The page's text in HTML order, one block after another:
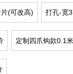
(可改高) 打孔-宽
定制四爪钩款0.1